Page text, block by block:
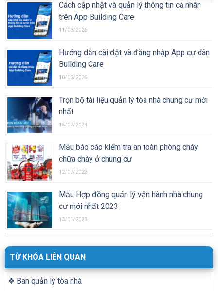
Cách cập nhật và quản lý thông tin cá nhân
trên App Building Care
11/03/2026
Hướng dẫn cài đặt và đăng nhập App cư dân
Building Care
10/03/2026
Trọn bộ tài liệu quản lý tòa nhà chung cư mới
nhất
15/07/2024
Mẫu báo cáo kiểm tra an toàn phòng cháy
chữa cháy ở chung cư
12/07/2023
Mẫu Hợp đồng quản lý vận hành nhà chung
cư mới nhất 2023
13/01/2023
TỪ KHÓA LIÊN QUAN
❖ Ban quản lý tòa nhà